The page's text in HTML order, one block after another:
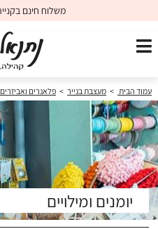
משלוח חינם בקנייה מעל 349 שקלים
עמוד הבית > מעצבת בנייר > פלאנרים ואביזרים
יומנים ומילויים